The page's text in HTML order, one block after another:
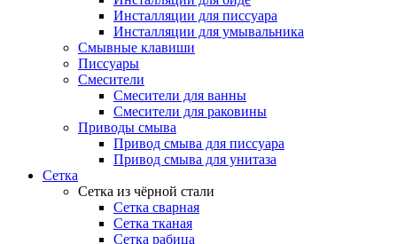
Инсталляции для писсуара
Инсталляции для умывальника
Смывные клавиши
Писсуары
Смесители
Смесители для ванны
Смесители для раковины
Приводы смыва
Привод смыва для писсуара
Привод смыва для унитаза
Сетка
Сетка из чёрной стали
Сетка сварная
Сетка тканая
Сетка рабица